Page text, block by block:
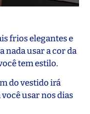
frios elegantes e
nada usar a cor da
tem estilo.
do vestido irá
usar nos dias